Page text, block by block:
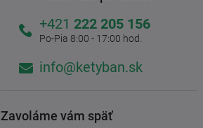
+421 222 205 156
Po-Pia 8:00 - 17:00 hod.
info@ketyban.sk
Zavoláme vám späť